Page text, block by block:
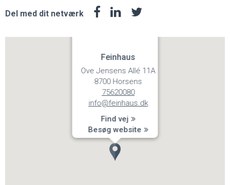
Del med dit netværk
Feinhaus
Ove Jensens Allé 11A
8700 Horsens
75620080
info@feinhaus.dk
Find vej
Besøg website